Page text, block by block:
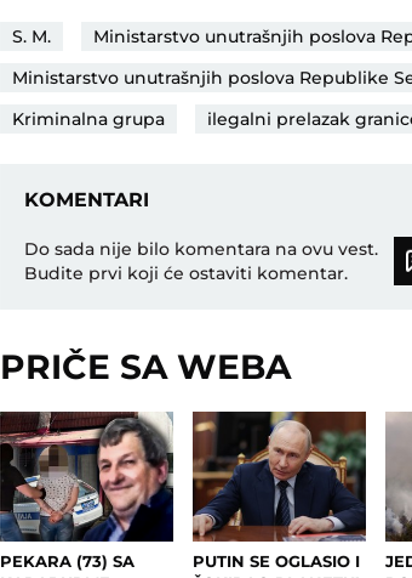
S. M. Ministarstvo unutrašnjih poslova
Ministarstvo unutrašnjih poslova Republike
Kriminalna grupa
ilegalni prelazak
KOMENTARI
Do sada nije bilo komentara na ovu vest.
Budite prvi koji će ostaviti komentar.
PRIČE SA WEBA
PEKARA (73) SA
PUTIN SE OGLASIO I